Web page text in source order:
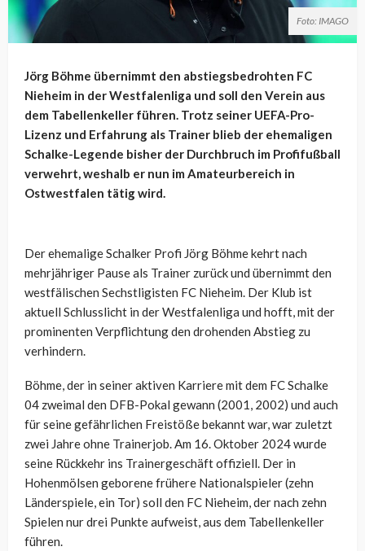
Foto: IMAGO
Jörg Böhme übernimmt den abstiegsbedrohten FC
Nieheim in der Westfalenliga und soll den Verein aus
dem Tabellenkeller führen. Trotz seiner UEFA-Pro-
Lizenz und Erfahrung als Trainer blieb der ehemaligen
Schalke-Legende bisher der Durchbruch im Profifußball
verwehrt, weshalb er nun im Amateurbereich in
Ostwestfalen tätig wird.
Der ehemalige Schalker Profi Jörg Böhme kehrt nach
mehrjähriger Pause als Trainer zurück und übernimmt den
westfälischen Sechstligisten FC Nieheim. Der Klub ist
aktuell Schlusslicht in der Westfalenliga und hofft, mit der
prominenten Verpflichtung den drohenden Abstieg zu
verhindern.
Böhme, der in seiner aktiven Karriere mit dem FC Schalke
04 zweimal den DFB-Pokal gewann (2001, 2002) und auch
für seine gefährlichen Freistöße bekannt war, war zuletzt
zwei Jahre ohne Trainerjob. Am 16. Oktober 2024 wurde
seine Rückkehr ins Trainergeschäft offiziell. Der in
Hohenmölsen geborene frühere Nationalspieler (zehn
Länderspiele, ein Tor) soll den FC Nieheim, der nach zehn
Spielen nur drei Punkte aufweist, aus dem Tabellenkeller
führen.